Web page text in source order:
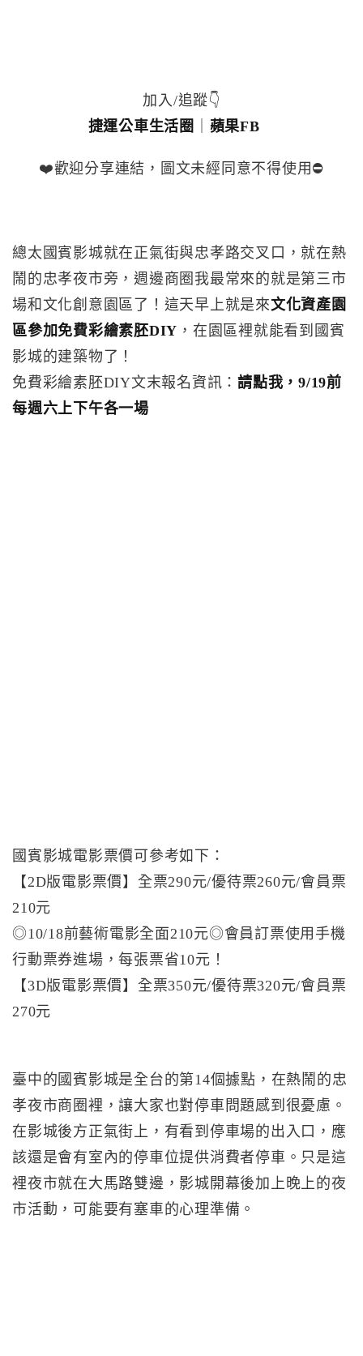
加入/追蹤👇
捷運公車生活圈
蘋果FB
❤️歡迎分享連結，圖文未經同意不得使用⛔️
總太國賓影城就在正氣街與忠孝路交叉口，就在熱
鬧的忠孝夜市旁，週邊商圈我最常來的就是第三市
場和文化創意園區了！這天早上就是來文化資產園
區參加免費彩繪素胚DIY ，在園區裡就能看到國賓
影城的建築物了！
免費彩繪素胚DIY文末報名資訊： 請點我，9/19前
每週六上下午各一場
國賓影城電影票價可參考如下：
【2D版電影票價】全票290元/優待票260元/會員票
210元
◎10/18前藝術電影全面210元◎會員訂票使用手機
行動票券進場，每張票省10元！
【3D版電影票價】全票350元/優待票320元/會員票
270元
臺中的國賓影城是全台的第14個據點，在熱鬧的忠
孝夜市商圈裡，讓大家也對停車問題感到很憂慮。
在影城後方正氣街上，有看到停車場的出入口，應
該還是會有室內的停車位提供消費者停車。只是這
裡夜市就在大馬路雙邊，影城開幕後加上晚上的夜
市活動，可能要有塞車的心理準備。